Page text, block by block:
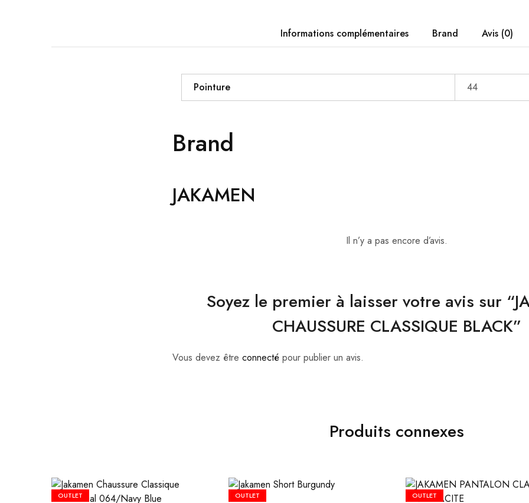
Informations complémentaires Brand Avis (0)
Pointure 44
Brand
JAKAMEN
Il n’y a pas encore d’avis.
Soyez le premier à laisser votre avis sur
CHAUSSURE CLASSIQUE BLACK”
Vous devez être connecté pour publier un avis.
Produits connexes
OUTLET OUTLET OUTLET